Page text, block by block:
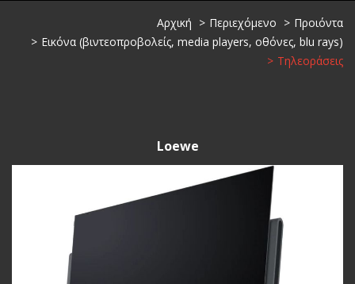
Αρχική Περιεχόμενο
Προιόντα
Εικόνα (βιντεοπροβολείς, media players, οθόνες, blu rays)
Τηλεοράσεις
Loewe